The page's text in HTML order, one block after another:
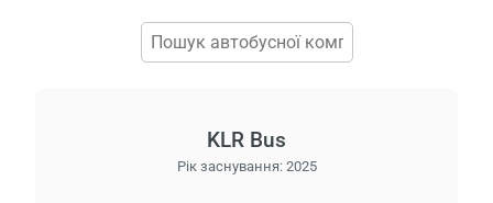
KLR Bus
Рік заснування: 2025